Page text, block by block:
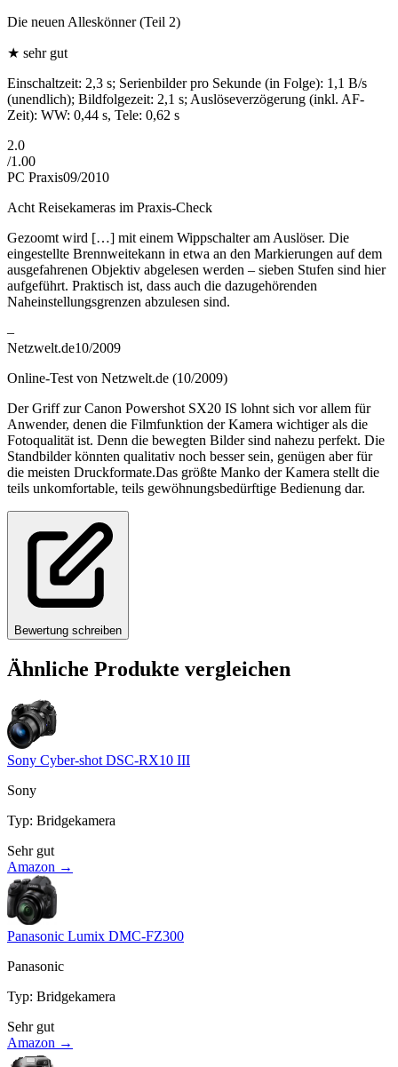
Die neuen Alleskönner (Teil 2)
★ sehr gut
Einschaltzeit: 2,3 s; Serienbilder pro Sekunde (in Folge): 1,1 B/s
(unendlich); Bildfolgezeit: 2,1 s; Auslöseverzögerung (inkl. AF-
Zeit): WW: 0,44 s, Tele: 0,62 s
2.0
/1.00
PC Praxis09/2010
Acht Reisekameras im Praxis-Check
Gezoomt wird […] mit einem Wippschalter am Auslöser. Die
eingestellte Brennweitekann in etwa an den Markierungen auf dem
ausgefahrenen Objektiv abgelesen werden – sieben Stufen sind hier
aufgeführt. Praktisch ist, dass auch die dazugehörenden
Naheinstellungsgrenzen abzulesen sind.
–
Netzwelt.de10/2009
Online-Test von Netzwelt.de (10/2009)
Der Griff zur Canon Powershot SX20 IS lohnt sich vor allem für
Anwender, denen die Filmfunktion der Kamera wichtiger als die
Fotoqualität ist. Denn die bewegten Bilder sind nahezu perfekt. Die
Standbilder könnten qualitativ noch besser sein, genügen aber für
die meisten Druckformate.Das größte Manko der Kamera stellt die
teils unkomfortable, teils gewöhnungsbedürftige Bedienung dar.
Bewertung schreiben
Ähnliche Produkte vergleichen
Sony Cyber-shot DSC-RX10 III
Sony
Typ: Bridgekamera
Sehr gut
Amazon →
Panasonic Lumix DMC-FZ300
Panasonic
Typ: Bridgekamera
Sehr gut
Amazon →